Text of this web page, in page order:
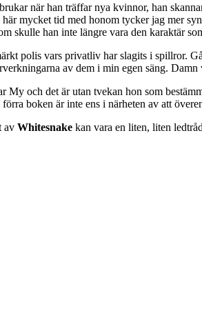
när han träffar nya kvinnor, han
mycket tid med honom tycker jag mer
skulle han inte längre vara den karaktär
polis vars privatliv har slagits i spillror.
av dem i min egen säng.
My och det är utan tvekan hon som
boken är inte ens i närheten av att
av Whitesnake kan vara en liten, liten